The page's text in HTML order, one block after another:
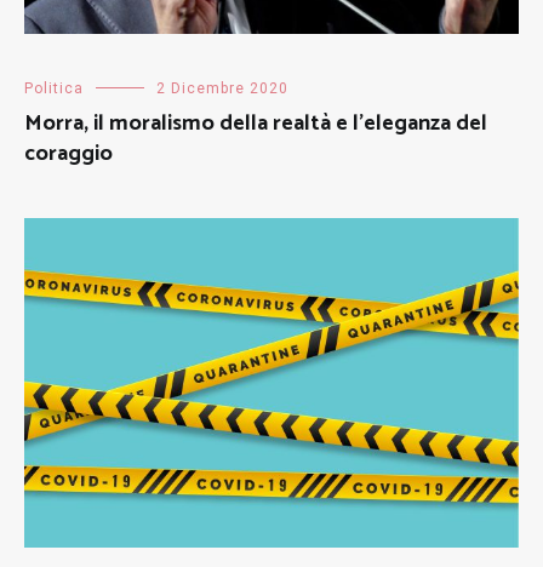
Politica 2 Dicembre 2020
Morra, il moralismo della realtà e l’eleganza del
coraggio